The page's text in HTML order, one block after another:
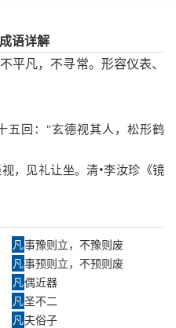
成语详解
平凡，不寻常。形容仪表、
五回："玄德视其人，松形鹤
，见礼让坐。清•李汝珍《镜
凡事豫则立，不豫则废
凡事预则立，不预则废
凡偶近器
凡圣不二
凡夫俗子